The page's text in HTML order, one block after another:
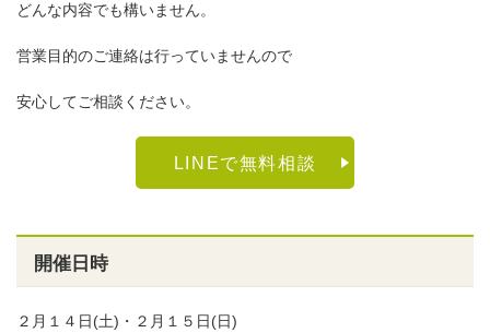
どんな内容でも構いません。
営業目的のご連絡は行っていませんので
安心してご相談ください。
LINEで無料相談
開催日時
２月１４日(土)・２月１５日(日)